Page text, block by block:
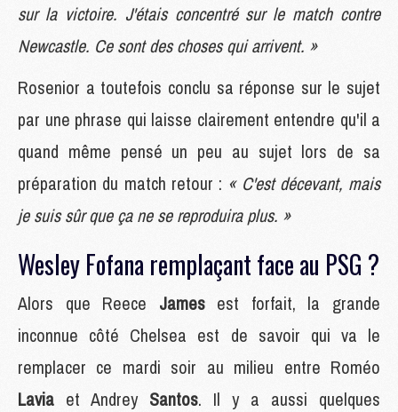
sur la victoire. J'étais concentré sur le match contre
Newcastle. Ce sont des choses qui arrivent. »
Rosenior a toutefois conclu sa réponse sur le sujet
par une phrase qui laisse clairement entendre qu'il a
quand même pensé un peu au sujet lors de sa
préparation du match retour : « C'est décevant, mais
je suis sûr que ça ne se reproduira plus. »
Wesley Fofana remplaçant face au PSG ?
Alors que Reece James est forfait, la grande
inconnue côté Chelsea est de savoir qui va le
remplacer ce mardi soir au milieu entre Roméo
Lavia et Andrey Santos. Il y a aussi quelques